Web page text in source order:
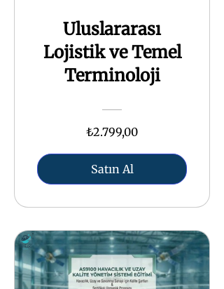
Uluslararası
Lojistik ve Temel
Terminoloji
₺2.799,00
Satın Al